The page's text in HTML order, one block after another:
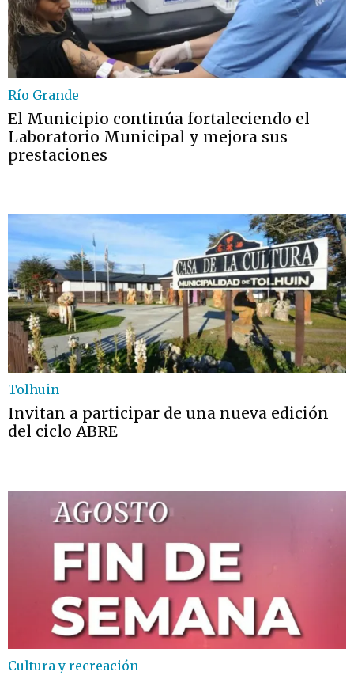
Río Grande
El Municipio continúa fortaleciendo el
Laboratorio Municipal y mejora sus
prestaciones
Tolhuin
Invitan a participar de una nueva edición
del ciclo ABRE
Cultura y recreación